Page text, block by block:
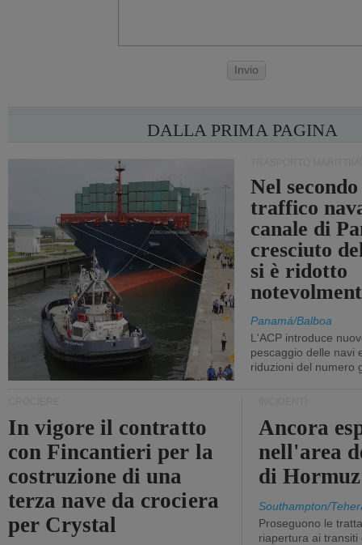
Invio
DALLA PRIMA PAGINA
Nel
traffico
canale di
cresciuto
si è ridotto
Panamá/Balboa
L'ACP introduce
pescaggio delle navi
riduzioni del numero
In vigore il contratto
con Fincantieri per la
costruzione di una
terza nave da crociera
per Crystal
Ancora
nell'area
di Hormuz
Southampton/
Proseguono le
riapertura ai